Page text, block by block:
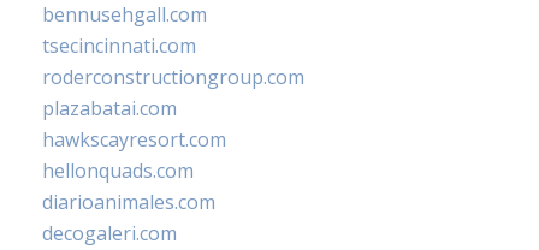
bennusehgall.com
tsecincinnati.com
roderconstructiongroup.com
plazabatai.com
hawkscayresort.com
hellonquads.com
diarioanimales.com
decogaleri.com